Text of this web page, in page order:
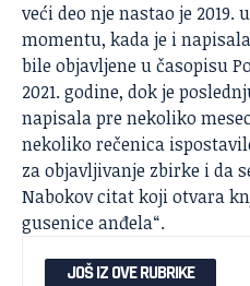
veći deo nje nastao je
momentu, kada je i
bile objavljene u časopisu
2021. godine, dok je
napisala pre nekoliko
nekoliko rečenica
za objavljivanje zbirke i da
Nabokov citat koji otvara
gusenice anđela“.
JOŠ IZ OVE RUBRIKE